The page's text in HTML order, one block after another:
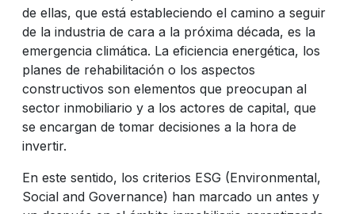
de ellas, que está estableciendo el camino a seguir
de la industria de cara a la próxima década, es la
emergencia climática. La eficiencia energética, los
planes de rehabilitación o los aspectos
constructivos son elementos que preocupan al
sector inmobiliario y a los actores de capital, que
se encargan de tomar decisiones a la hora de
invertir.
En este sentido, los criterios ESG (Environmental,
Social and Governance) han marcado un antes y